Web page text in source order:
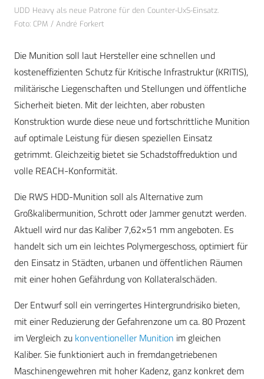
UDD Heavy als neue Patrone für den Counter-UxS-Einsatz.
Foto: CPM / André Forkert
Die Munition soll laut Hersteller eine schnellen und
kosteneffizienten Schutz für Kritische Infrastruktur (KRITIS),
militärische Liegenschaften und Stellungen und öffentliche
Sicherheit bieten. Mit der leichten, aber robusten
Konstruktion wurde diese neue und fortschrittliche Munition
auf optimale Leistung für diesen speziellen Einsatz
getrimmt. Gleichzeitig bietet sie Schadstoffreduktion und
volle REACH-Konformität.
Die RWS HDD-Munition soll als Alternative zum
Großkalibermunition, Schrott oder Jammer genutzt werden.
Aktuell wird nur das Kaliber 7,62×51 mm angeboten. Es
handelt sich um ein leichtes Polymergeschoss, optimiert für
den Einsatz in Städten, urbanen und öffentlichen Räumen
mit einer hohen Gefährdung von Kollateralschäden.
Der Entwurf soll ein verringertes Hintergrundrisiko bieten,
mit einer Reduzierung der Gefahrenzone um ca. 80 Prozent
im Vergleich zu konventioneller Munition im gleichen
Kaliber. Sie funktioniert auch in fremdangetriebenen
Maschinengewehren mit hoher Kadenz, ganz konkret dem